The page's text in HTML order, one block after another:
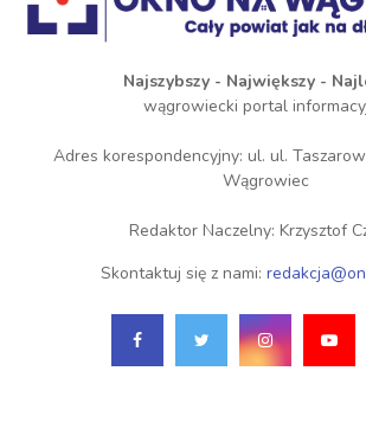
Najszybszy - Największy -
wągrowiecki portal
Adres korespondencyjny: ul. ul.
Wągrowiec
Redaktor Naczelny: Krzysztof
Skontaktuj się z nami: